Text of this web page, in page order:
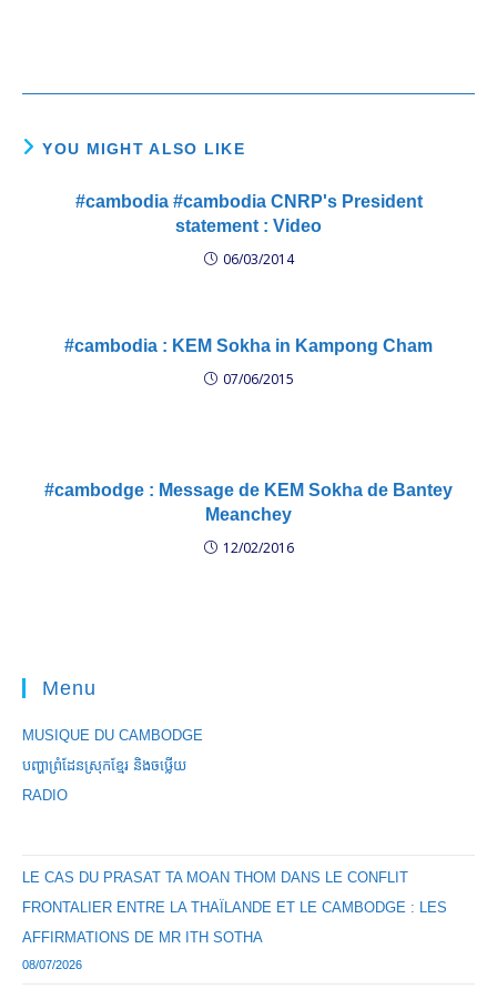
YOU MIGHT ALSO LIKE
#cambodia #cambodia CNRP's President
statement : Video
06/03/2014
#cambodia : KEM Sokha in Kampong Cham
07/06/2015
#cambodge : Message de KEM Sokha de Bantey
Meanchey
12/02/2016
Menu
MUSIQUE DU CAMBODGE
បញ្ហាព្រំដែនស្រុកខ្មែរ និងចឞ្លើយ
RADIO
LE CAS DU PRASAT TA MOAN THOM DANS LE CONFLIT
FRONTALIER ENTRE LA THAÏLANDE ET LE CAMBODGE : LES
AFFIRMATIONS DE MR ITH SOTHA
08/07/2026